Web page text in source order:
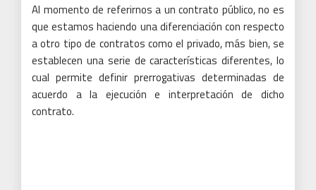
Al momento de referirnos a un contrato público, no es
que estamos haciendo una diferenciación con respecto
a otro tipo de contratos como el privado, más bien, se
establecen una serie de características diferentes, lo
cual permite definir prerrogativas determinadas de
acuerdo a la ejecución e interpretación de dicho
contrato.